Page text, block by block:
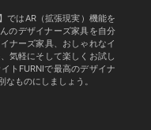
ではAR（拡張現実）機能を
のデザイナーズ家具を自分
ナーズ家具、おしゃれなイ
気軽にそして楽しくお試し
トFURNIで最高のデザイナ
ものにしましょう。